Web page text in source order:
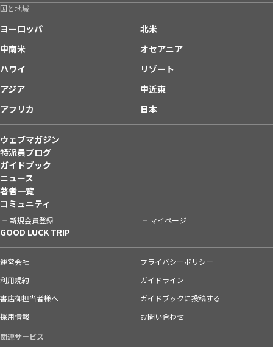
国と地域
ヨーロッパ
北米
中南米
オセアニア
ハワイ
リゾート
アジア
中近東
アフリカ
日本
ウェブマガジン
特派員ブログ
ガイドブック
ニュース
著者一覧
コミュニティ
新規会員登録 マイページ
GOOD LUCK TRIP
運営会社
プライバシーポリシー
利用規約
ガイドライン
書店御担当者様へ
ガイドブックに投稿する
採用情報
お問い合わせ
関連サービス